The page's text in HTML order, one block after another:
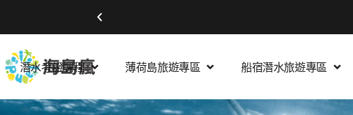
想到國外潛水旅遊？立即與我們聯繫
潛水考證課程 薄荷島旅遊專區 船宿潛水旅遊專區